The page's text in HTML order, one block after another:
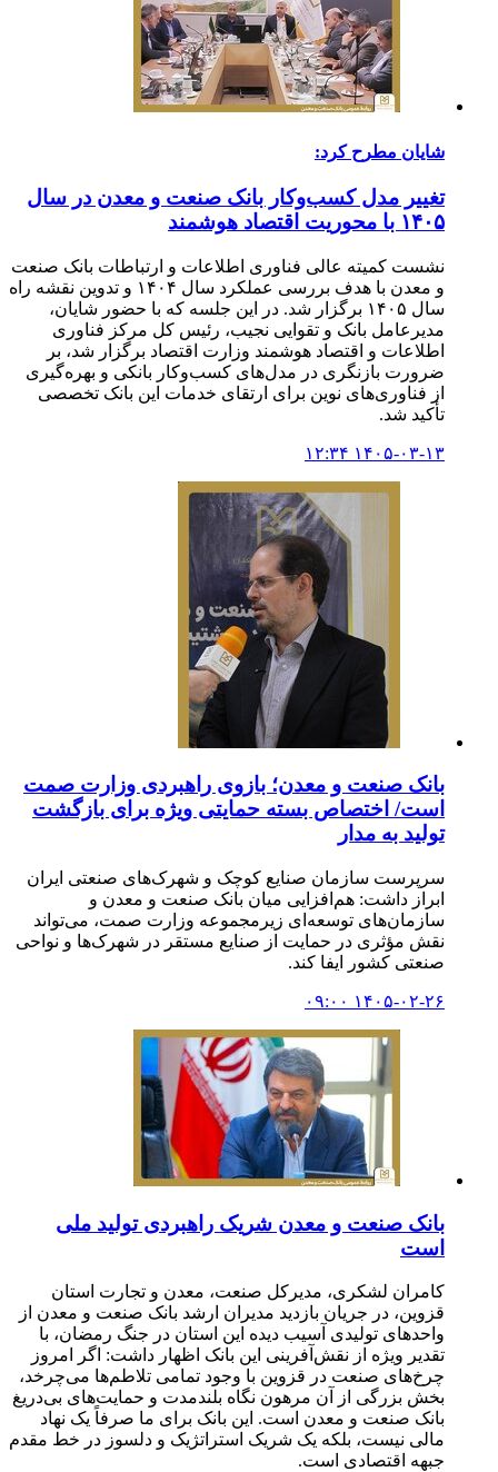
شایان مطرح کرد:
تغییر مدل کسب‌وکار بانک صنعت و معدن در سال
۱۴۰۵ با محوریت اقتصاد هوشمند
نشست کمیته عالی فناوری اطلاعات و ارتباطات بانک صنعت
و معدن با هدف بررسی عملکرد سال ۱۴۰۴ و تدوین نقشه راه
سال ۱۴۰۵ برگزار شد. در این جلسه که با حضور شایان،
مدیرعامل بانک و تقوایی نجیب، رئیس کل مرکز فناوری
اطلاعات و اقتصاد هوشمند وزارت اقتصاد برگزار شد، بر
ضرورت بازنگری در مدل‌های کسب‌وکار بانکی و بهره‌گیری
از فناوری‌های نوین برای ارتقای خدمات این بانک تخصصی
تأکید شد.
۱۴۰۵-۰۳-۱۳ ۱۲:۳۴
بانک صنعت و معدن؛ بازوی راهبردی وزارت صمت
است/ اختصاص بسته حمایتی ویژه برای بازگشت
تولید به مدار
سرپرست سازمان صنایع کوچک و شهرک‌های صنعتی ایران
ابراز داشت: هم‌افزایی میان بانک صنعت و معدن و
سازمان‌های توسعه‌ای زیرمجموعه وزارت صمت، می‌تواند
نقش مؤثری در حمایت از صنایع مستقر در شهرک‌ها و نواحی
صنعتی کشور ایفا کند.
۱۴۰۵-۰۲-۲۶ ۰۹:۰۰
بانک صنعت و معدن شریک راهبردی تولید ملی
است
کامران لشکری، مدیرکل صنعت، معدن و تجارت استان
قزوین، در جریان بازدید مدیران ارشد بانک صنعت و معدن از
واحدهای تولیدی آسیب دیده این استان در جنگ رمضان، با
تقدیر ویژه از نقش‌آفرینی این بانک اظهار داشت: اگر امروز
چرخ‌های صنعت در قزوین با وجود تمامی تلاطم‌ها می‌چرخد،
بخش بزرگی از آن مرهون نگاه بلندمدت و حمایت‌های بی‌دریغ
بانک صنعت و معدن است. این بانک برای ما صرفاً یک نهاد
مالی نیست، بلکه یک شریک استراتژیک و دلسوز در خط مقدم
جبهه اقتصادی است.